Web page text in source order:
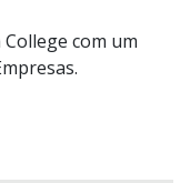
com um